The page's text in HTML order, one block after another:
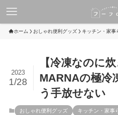
ホーム おしゃれ便利グッズ キッチン・家事
【冷凍なのに
MARNAの極冷
う手放せない
2023
1/28
おしゃれ便利グッズ キッチン・家事